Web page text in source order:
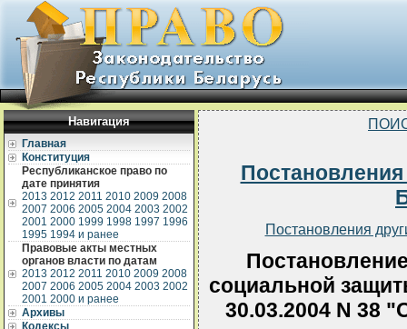
Навигация
Главная
Конституция
Республиканское право по
дате принятия
2013 2012 2011 2010 2009 2008
2007 2006 2005 2004 2003 2002
2001 2000 1999 1998 1997 1996
1995 1994 и ранее
Правовые акты местных
органов власти по датам
2013 2012 2011 2010 2009 2008
2007 2006 2005 2004 2003 2002
2001 2000 и ранее
Архивы
Кодексы
Постановления
социальной
30.03.2004 N 38